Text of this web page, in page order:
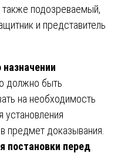
подозреваемый,
и представитель
должно быть
на необходимость
установления
предмет доказывания.
постановки перед